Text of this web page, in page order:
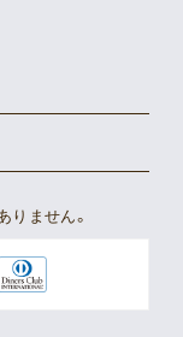
りません。